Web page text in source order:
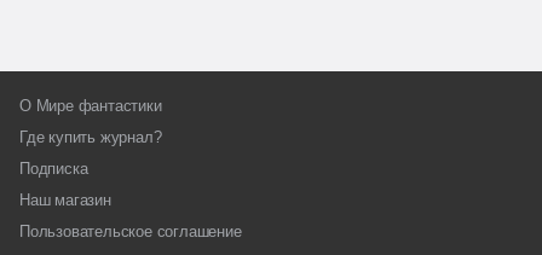
О Мире фантастики
Где купить журнал?
Подписка
Наш магазин
Пользовательское соглашение